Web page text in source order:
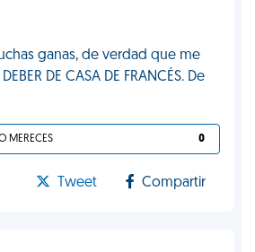
ganas, de verdad que me
DE CASA DE FRANCÉS. De
MERECES 0
Tweet Compartir